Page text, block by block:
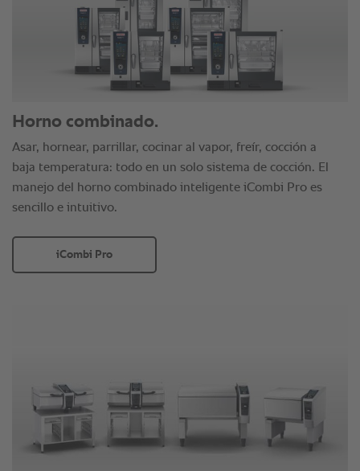
Horno combinado.
Asar, hornear, parrillar, cocinar al vapor, freír, cocción a
baja temperatura: todo en un solo sistema de cocción. El
manejo del horno combinado inteligente iCombi Pro es
sencillo e intuitivo.
iCombi Pro